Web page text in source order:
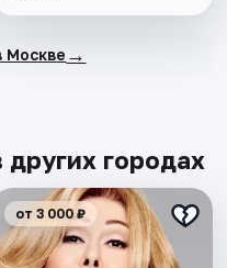
Москве →
городах
от 3 000 ₽